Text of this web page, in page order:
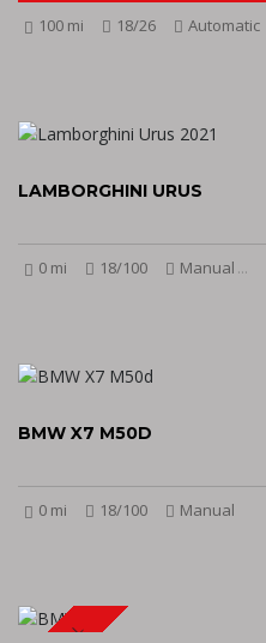
100 mi 18/26 Automatic
LAMBORGHINI URUS
0 mi 18/100 Manual ...
BMW X7 M50D
0 mi 18/100 Manual